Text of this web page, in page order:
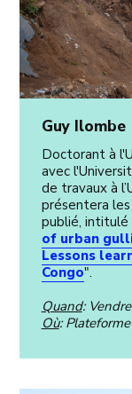
Guy Ilombe
Doctorant à
avec
de travaux à
présentera
publié, intitulé
of urban
Lessons
Congo".
Quand:
Où: